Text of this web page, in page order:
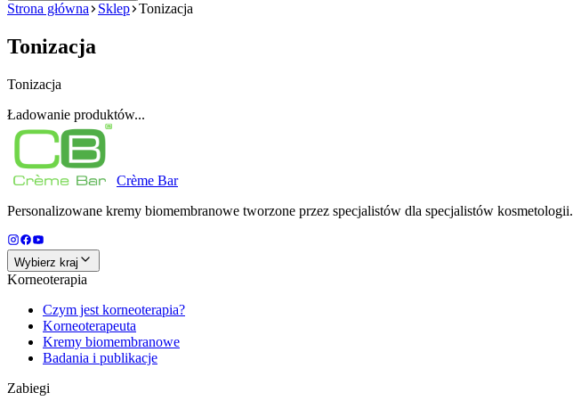
Strona główna Sklep Tonizacja
Tonizacja
Tonizacja
Ładowanie produktów...
Crème Bar
Personalizowane kremy biomembranowe tworzone przez specjalistów dla specjalistów kosmetologii.
Wybierz kraj
Korneoterapia
Czym jest korneoterapia?
Korneoterapeuta
Kremy biomembranowe
Badania i publikacje
Zabiegi